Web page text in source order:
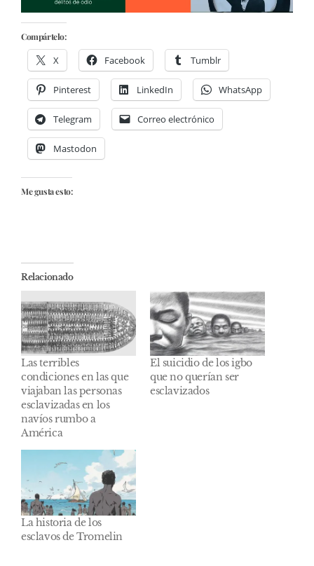
Compártelo:
X Facebook Tumblr
Pinterest LinkedIn WhatsApp
Telegram Correo electrónico
Mastodon
Me gusta esto:
Relacionado
Las terribles
condiciones en las que
viajaban las personas
esclavizadas en los
navíos rumbo a
América
El suicidio de los igbo
que no querían ser
esclavizados
La historia de los
esclavos de Tromelin